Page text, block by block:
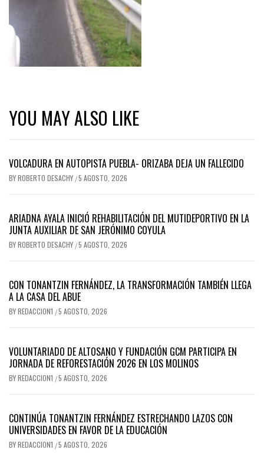
YOU MAY ALSO LIKE
VOLCADURA EN AUTOPISTA PUEBLA- ORIZABA DEJA UN FALLECIDO
BYROBERTO DESACHY /5 AGOSTO, 2026
ARIADNA AYALA INICIÓ REHABILITACIÓN DEL MUTIDEPORTIVO EN LA
JUNTA AUXILIAR DE SAN JERÓNIMO COYULA
BYROBERTO DESACHY /5 AGOSTO, 2026
CON TONANTZIN FERNÁNDEZ, LA TRANSFORMACIÓN TAMBIÉN LLEGA
A LA CASA DEL ABUE
BYREDACCION1 /5 AGOSTO, 2026
VOLUNTARIADO DE ALTOSANO Y FUNDACIÓN GCM PARTICIPA EN
JORNADA DE REFORESTACIÓN 2026 EN LOS MOLINOS
BYREDACCION1 /5 AGOSTO, 2026
CONTINÚA TONANTZIN FERNÁNDEZ ESTRECHANDO LAZOS CON
UNIVERSIDADES EN FAVOR DE LA EDUCACIÓN
BYREDACCION1 /5 AGOSTO, 2026